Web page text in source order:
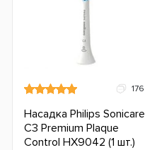
176
Насадка Philips Sonicare
C3 Premium Plaque
Control HX9042 (1 шт.)